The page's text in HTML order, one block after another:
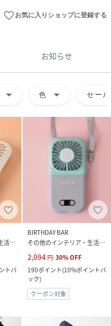
favorite_borderお気に入りショップに登録する
お知らせ
arrow_drop_down 色 arrow_drop_down セール
その他のインテリア・生活雑貨
トバ
BIRTHDAY BAR
その他のインテリア・生活雑貨
2,094 円 30%OFF
190ポイント(10%ポイントバ
ック)
クーポン対象